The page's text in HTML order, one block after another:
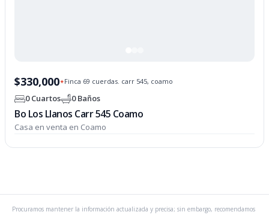
$330,000✦Finca 69 cuerdas. carr 545, coamo
0 Cuartos 0 Baños
Bo Los Llanos Carr 545 Coamo
Casa en venta en Coamo
Procuramos mantener la información actualizada y precisa; sin embargo, recomendamos